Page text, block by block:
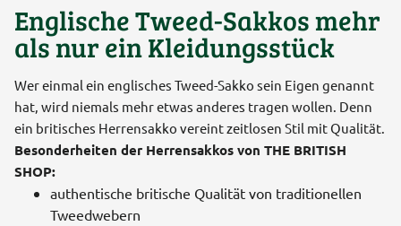
Englische Tweed-Sakkos mehr
als nur ein Kleidungsstück
Wer einmal ein englisches Tweed-Sakko sein Eigen genannt
hat, wird niemals mehr etwas anderes tragen wollen. Denn
ein britisches Herrensakko vereint zeitlosen Stil mit Qualität.
Besonderheiten der Herrensakkos von THE BRITISH
SHOP:
authentische britische Qualität von traditionellen
Tweedwebern